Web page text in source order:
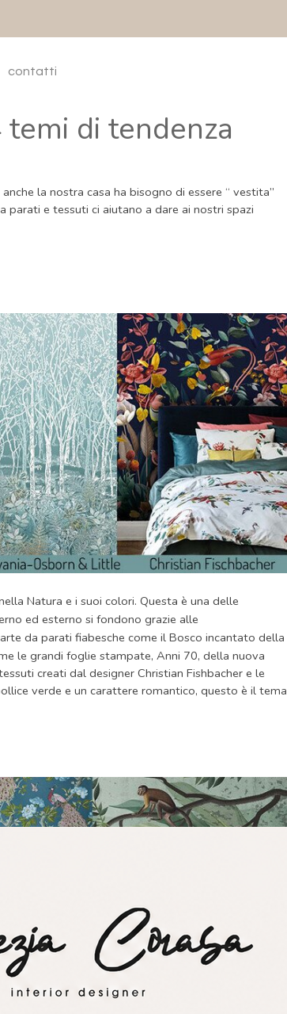
contatti
di tendenza
la nostra casa ha bisogno di essere “ vestita”
parati e tessuti ci aiutano a dare ai nostri spazi
Natura e i suoi colori. Questa è una delle
ed esterno si fondono grazie alle
da parati fiabesche come il Bosco incantato della
le grandi foglie stampate, Anni 70, della nuova
creati dal designer Christian Fishbacher e le
verde e un carattere romantico, questo è il tema